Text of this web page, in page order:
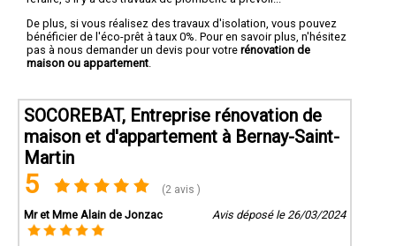
De plus, si vous réalisez des travaux d'isolation, vous pouvez
bénéficier de l'éco-prêt à taux 0%. Pour en savoir plus, n'hésitez
pas à nous demander un devis pour votre rénovation de
maison ou appartement
SOCOREBAT, Entreprise rénovation de
maison et d'appartement à Bernay-Saint-
Martin
5 (2 avis )
Mr et Mme Alain de Jonzac Avis déposé le 26/03/2024